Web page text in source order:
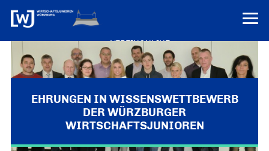
VEREINONLINE
AKTUELLES
ÜBER UNS
TERMINE
PRESSEMELDUNGEN
EHRUNGEN IN WISSENSWETTBEWERB
DER WÜRZBURGER
WIRTSCHAFTSJUNIOREN